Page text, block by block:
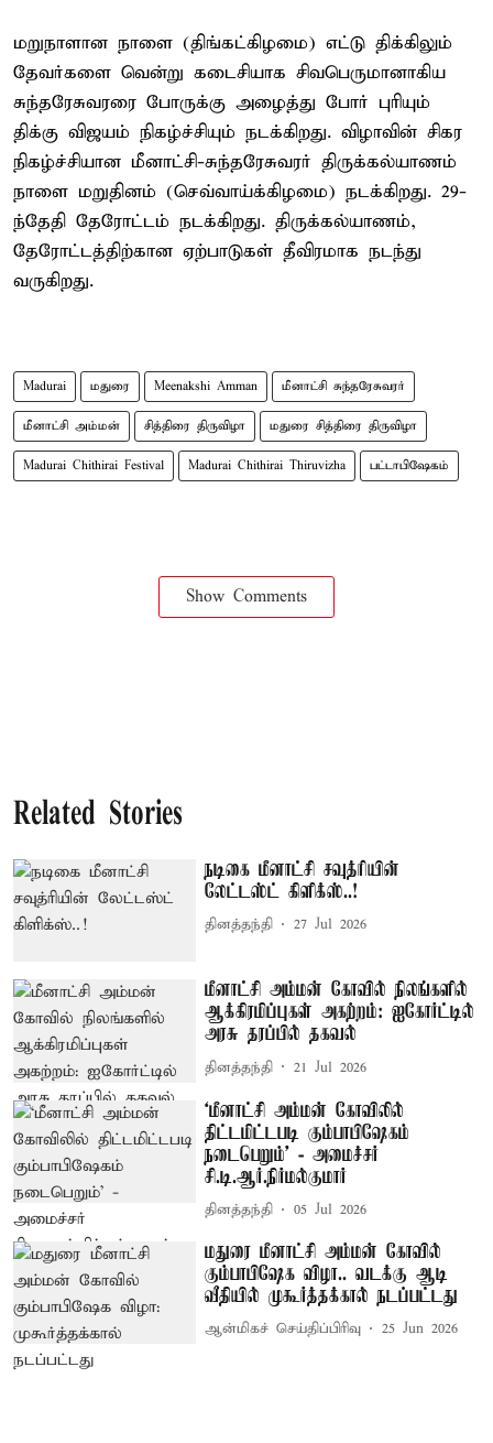
மறுநாளான நாளை (திங்கட்கிழமை) எட்டு திக்கிலும்
தேவர்களை வென்று கடைசியாக சிவபெருமானாகிய
சுந்தரேசுவரரை போருக்கு அழைத்து போர் புரியும்
திக்கு விஜயம் நிகழ்ச்சியும் நடக்கிறது. விழாவின் சிகர
நிகழ்ச்சியான மீனாட்சி-சுந்தரேசுவரர் திருக்கல்யாணம்
நாளை மறுதினம் (செவ்வாய்க்கிழமை) நடக்கிறது. 29-
ந்தேதி தேரோட்டம் நடக்கிறது. திருக்கல்யாணம்,
தேரோட்டத்திற்கான ஏற்பாடுகள் தீவிரமாக நடந்து
வருகிறது.
Madurai மதுரை Meenakshi Amman மீனாட்சி சுந்தரேசுவரர்
மீனாட்சி அம்மன் சித்திரை திருவிழா மதுரை சித்திரை திருவிழா
Madurai Chithirai Festival Madurai Chithirai Thiruvizha பட்டாபிஷேகம்
Show Comments
Related Stories
நடிகை மீனாட்சி சவுத்ரியின்
லேட்டஸ்ட் கிளிக்ஸ்..!
தினத்தந்தி 27 Jul 2026
மீனாட்சி அம்மன் கோவில் நிலங்களில்
ஆக்கிரமிப்புகள் அகற்றம்: ஐகோர்ட்டில்
அரசு தரப்பில் தகவல்
தினத்தந்தி 21 Jul 2026
‘மீனாட்சி அம்மன் கோவிலில்
திட்டமிட்டபடி கும்பாபிஷேகம்
நடைபெறும்’ - அமைச்சர்
சி.டி.ஆர்.நிர்மல்குமார்
தினத்தந்தி 05 Jul 2026
மதுரை மீனாட்சி அம்மன் கோவில்
கும்பாபிஷேக விழா.. வடக்கு ஆடி
வீதியில் முகூர்த்தக்கால் நடப்பட்டது
ஆன்மிகச் செய்திப்பிரிவு 25 Jun 2026